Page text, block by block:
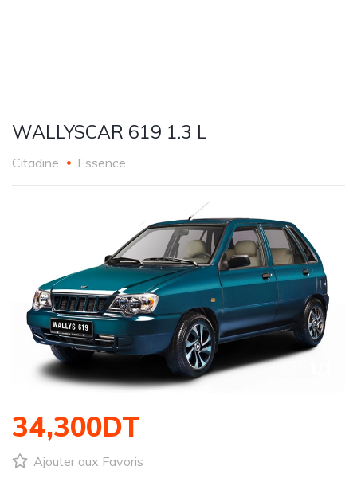
WALLYSCAR 619 1.3 L
Citadine Essence
34,300DT
Ajouter aux Favoris